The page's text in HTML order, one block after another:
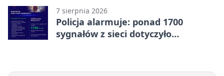
7 sierpnia 2026
Policja alarmuje: ponad 1700
sygnałów z sieci dotyczyło